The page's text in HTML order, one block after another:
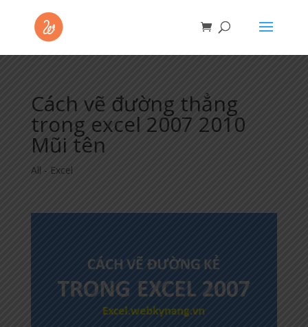
Cách vẽ đường thẳng
trong excel 2007 2010
Mũi tên
All - Excel